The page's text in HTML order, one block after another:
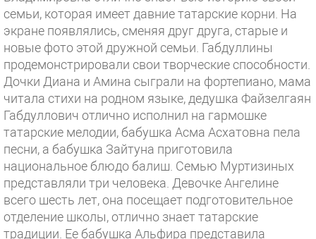
семьи, которая имеет давние татарские корни. На
экране появлялись, сменяя друг друга, старые и
новые фото этой дружной семьи. Габдуллины
продемонстрировали свои творческие способности.
Дочки Диана и Амина сыграли на фортепиано, мама
читала стихи на родном языке, дедушка Файзелгаян
Габдуллович отлично исполнил на гармошке
татарские мелодии, бабушка Асма Асхатовна пела
песни, а бабушка Зайтуна приготовила
национальное блюдо балиш. Семью Муртизиных
представляли три человека. Девочке Ангелине
всего шесть лет, она посещает подготовительное
отделение школы, отлично знает татарские
традиции. Ее бабушка Альфира представила